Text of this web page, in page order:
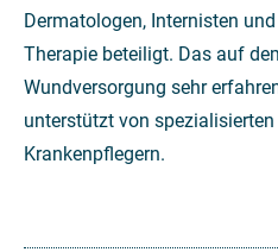
Dermatologen, Internisten
Therapie beteiligt. Das auf
Wundversorgung sehr
unterstützt von
Krankenpflegern.